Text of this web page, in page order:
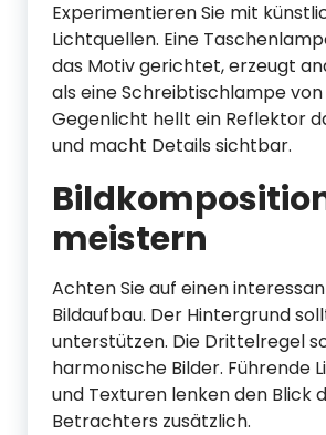
Experimentieren Sie mit
Lichtquellen. Eine
das Motiv gerichtet, erzeugt
als eine Schreibtischlampe von
Gegenlicht hellt ein Reflektor
und macht Details sichtbar.
meistern
Achten Sie auf einen
Bildaufbau. Der Hintergrund
unterstützen. Die Drittelregel
harmonische Bilder. Führende
und Texturen lenken den Blick
Betrachters zusätzlich.